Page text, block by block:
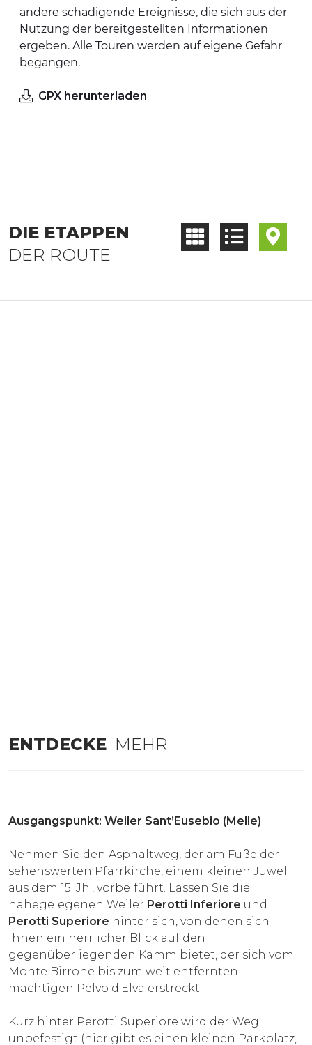
andere schädigende Ereignisse, die sich aus der
Nutzung der bereitgestellten Informationen
ergeben. Alle Touren werden auf eigene Gefahr
begangen.
GPX herunterladen
DIE ETAPPEN
DER ROUTE
ENTDECKE MEHR
Ausgangspunkt: Weiler Sant’Eusebio (Melle)
Nehmen Sie den Asphaltweg, der am Fuße der
sehenswerten Pfarrkirche, einem kleinen Juwel
aus dem 15. Jh., vorbeiführt. Lassen Sie die
nahegelegenen Weiler Perotti Inferiore und
Perotti Superiore hinter sich, von denen sich
Ihnen ein herrlicher Blick auf den
gegenüberliegenden Kamm bietet, der sich vom
Monte Birrone bis zum weit entfernten
mächtigen Pelvo d'Elva erstreckt.
Kurz hinter Perotti Superiore wird der Weg
unbefestigt (hier gibt es einen kleinen Parkplatz,